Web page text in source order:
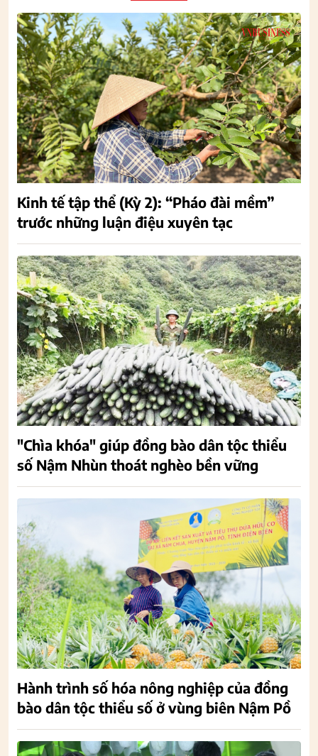
Kinh tế tập thể (Kỳ 2): “Pháo đài mềm”
trước những luận điệu xuyên tạc
"Chìa khóa" giúp đồng bào dân tộc thiểu
số Nậm Nhùn thoát nghèo bền vững
Hành trình số hóa nông nghiệp của đồng
bào dân tộc thiểu số ở vùng biên Nậm Pồ